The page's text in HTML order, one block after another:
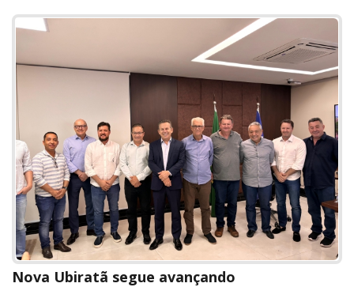
Nova Ubiratã segue avançando